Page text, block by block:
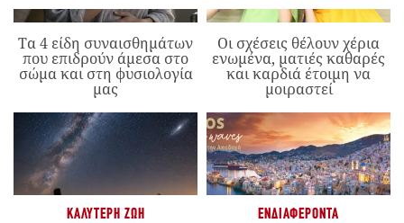
Τα 4 είδη συναισθημάτων
που επιδρούν άμεσα στο
σώμα και στη φυσιολογία
μας
Οι σχέσεις θέλουν χέρια
ενωμένα, ματιές καθαρές
και καρδιά έτοιμη να
μοιραστεί
ΚΑΛΎΤΕΡΗ ΖΩΉ ΕΝΔΙΑΦΈΡΟΝΤΑ